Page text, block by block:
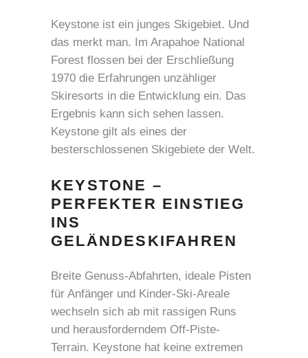
Keystone ist ein junges Skigebiet. Und
das merkt man. Im Arapahoe National
Forest flossen bei der Erschließung
1970 die Erfahrungen unzähliger
Skiresorts in die Entwicklung ein. Das
Ergebnis kann sich sehen lassen.
Keystone gilt als eines der
besterschlossenen Skigebiete der Welt.
KEYSTONE –
PERFEKTER EINSTIEG
INS
GELÄNDESKIFAHREN
Breite Genuss-Abfahrten, ideale Pisten
für Anfänger und Kinder-Ski-Areale
wechseln sich ab mit rassigen Runs
und herausforderndem Off-Piste-
Terrain. Keystone hat keine extremen